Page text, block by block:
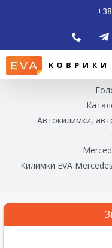
Автокилимки,
Килимки EVA